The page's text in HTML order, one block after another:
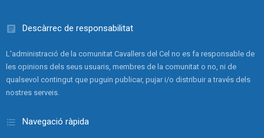
Descàrrec de responsabilitat
L'administració de la comunitat Cavallers del Cel no es fa responsable de
les opinions dels seus usuaris, membres de la comunitat o no, ni de
qualsevol contingut que puguin publicar, pujar i/o distribuir a través dels
nostres serveis.
Navegació ràpida